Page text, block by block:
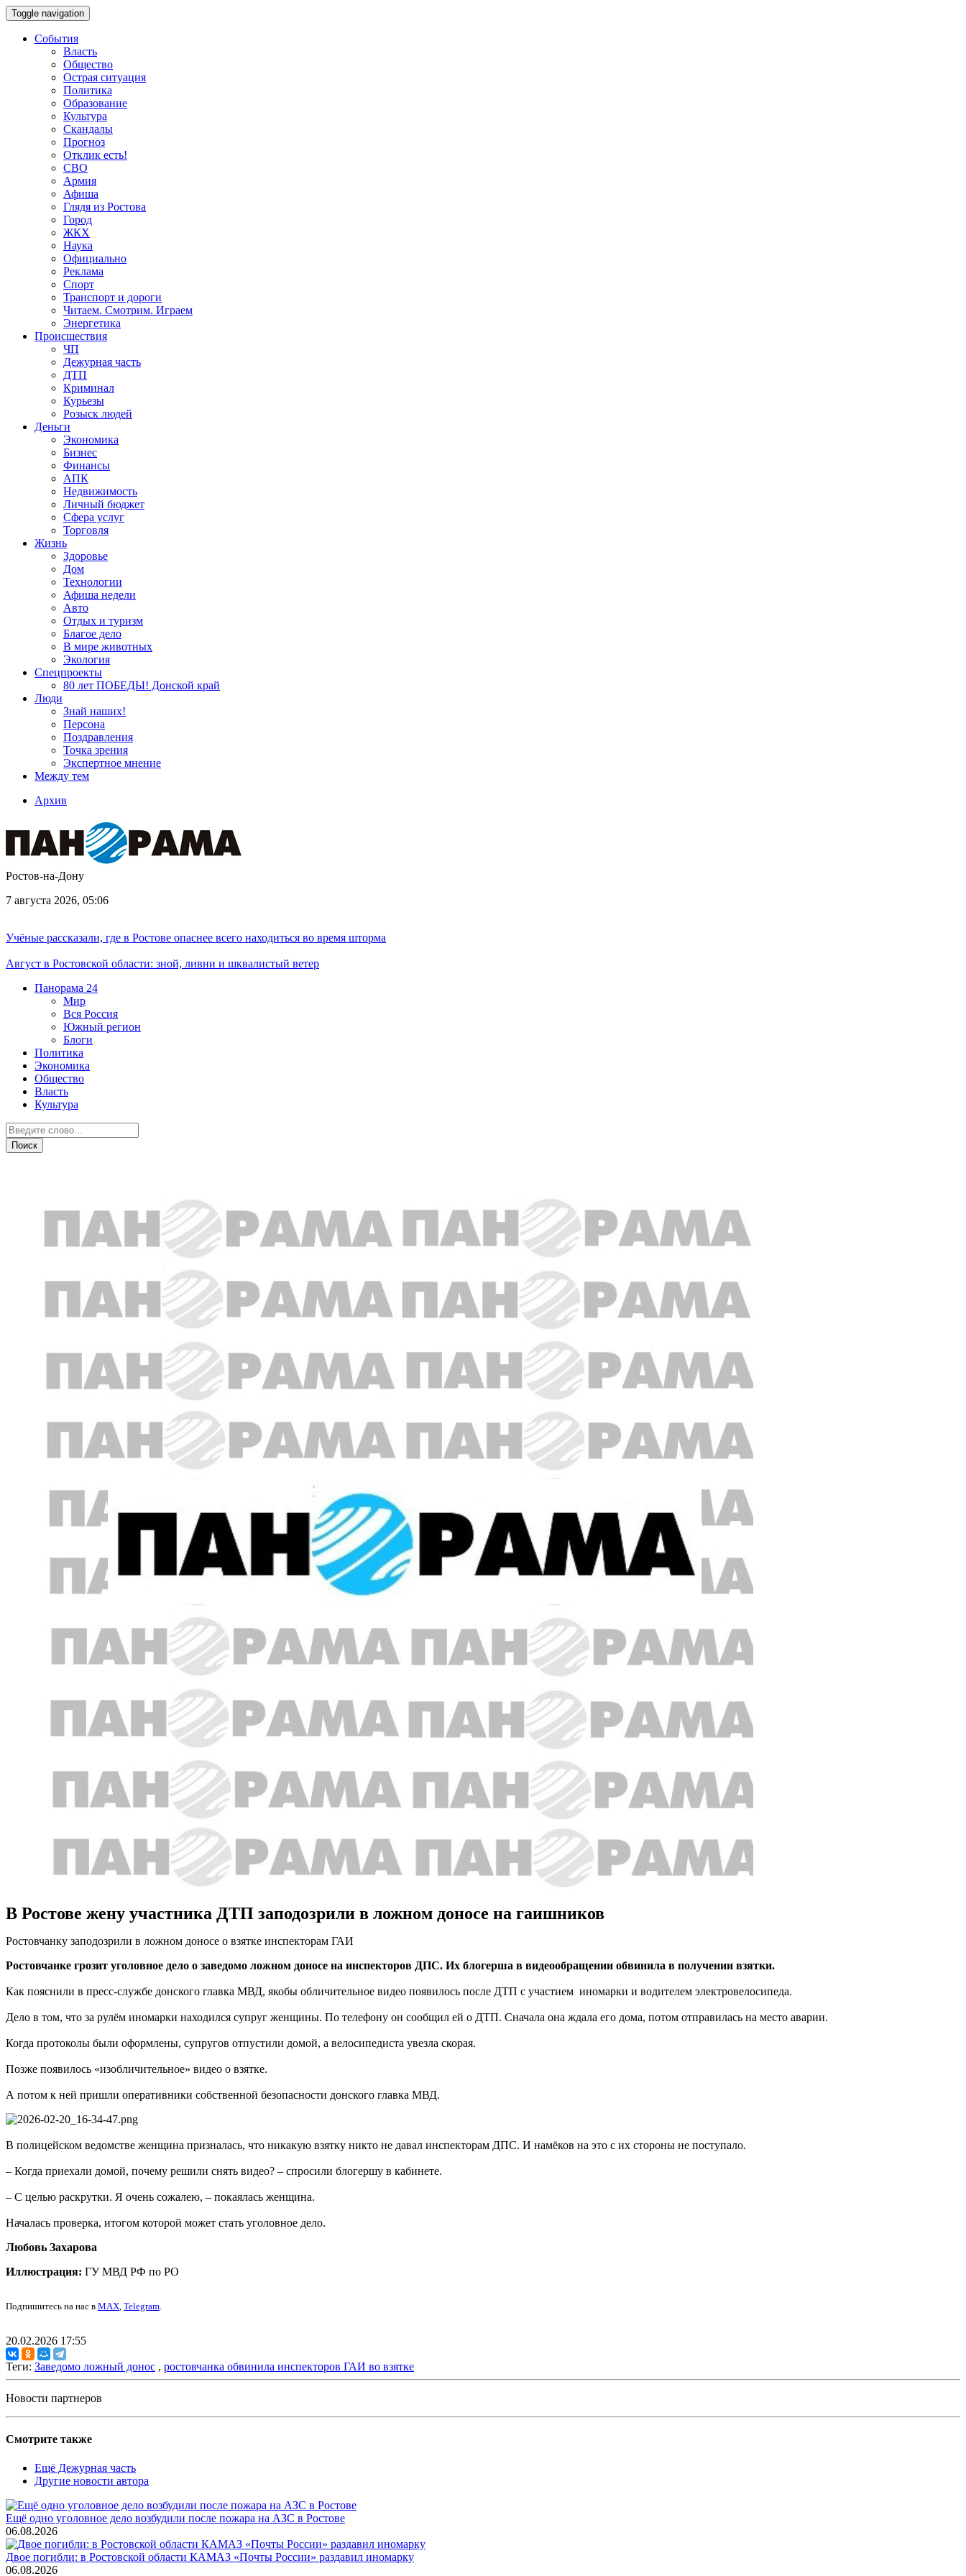
Toggle navigation
События
Власть
Общество
Острая ситуация
Политика
Образование
Культура
Скандалы
Прогноз
Отклик есть!
СВО
Армия
Афиша
Глядя из Ростова
Город
ЖКХ
Наука
Официально
Реклама
Спорт
Транспорт и дороги
Читаем. Смотрим. Играем
Энергетика
Происшествия
ЧП
Дежурная часть
ДТП
Криминал
Курьезы
Розыск людей
Деньги
Экономика
Бизнес
Финансы
АПК
Недвижимость
Личный бюджет
Сфера услуг
Торговля
Жизнь
Здоровье
Дом
Технологии
Афиша недели
Авто
Отдых и туризм
Благое дело
В мире животных
Экология
Спецпроекты
80 лет ПОБЕДЫ! Донской край
Люди
Знай наших!
Персона
Поздравления
Точка зрения
Экспертное мнение
Между тем
Архив
Ростов-на-Дону
7 августа 2026, 05:06
Учёные рассказали, где в Ростове опаснее всего находиться во время шторма
Август в Ростовской области: зной, ливни и шквалистый ветер
Панорама 24
Мир
Вся Россия
Южный регион
Блоги
Политика
Экономика
Общество
Власть
Культура
В Ростове жену участника ДТП заподозрили в ложном доносе на гаишников
Ростовчанку заподозрили в ложном доносе о взятке инспекторам ГАИ
Ростовчанке грозит уголовное дело о заведомо ложном доносе на инспекторов ДПС. Их блогерша в видеообращении обвинила в получении взятки.
Как пояснили в пресс-службе донского главка МВД, якобы обличительное видео появилось после ДТП с участием иномарки и водителем электровелосипеда.
Дело в том, что за рулём иномарки находился супруг женщины. По телефону он сообщил ей о ДТП. Сначала она ждала его дома, потом отправилась на место аварии.
Когда протоколы были оформлены, супругов отпустили домой, а велосипедиста увезла скорая.
Позже появилось «изобличительное» видео о взятке.
А потом к ней пришли оперативники собственной безопасности донского главка МВД.
В полицейском ведомстве женщина призналась, что никакую взятку никто не давал инспекторам ДПС. И намёков на это с их стороны не поступало.
– Когда приехали домой, почему решили снять видео? – спросили блогершу в кабинете.
– С целью раскрутки. Я очень сожалею, – покаялась женщина.
Началась проверка, итогом которой может стать уголовное дело.
Любовь Захарова
Иллюстрация: ГУ МВД РФ по РО
Подпишитесь на нас в MAX, Telegram.
20.02.2026 17:55
Теги: Заведомо ложный донос , ростовчанка обвинила инспекторов ГАИ во взятке
Новости партнеров
Смотрите также
Ещё Дежурная часть
Другие новости автора
Ещё одно уголовное дело возбудили после пожара на АЗС в Ростове
06.08.2026
Двое погибли: в Ростовской области КАМАЗ «Почты России» раздавил иномарку
06.08.2026